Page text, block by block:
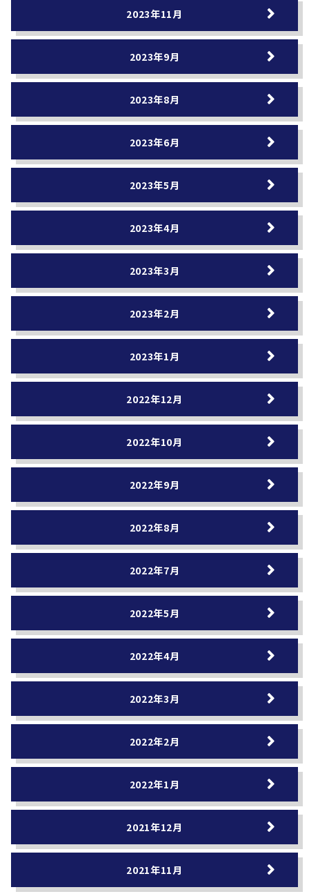
2023年11月
2023年9月
2023年8月
2023年6月
2023年5月
2023年4月
2023年3月
2023年2月
2023年1月
2022年12月
2022年10月
2022年9月
2022年8月
2022年7月
2022年5月
2022年4月
2022年3月
2022年2月
2022年1月
2021年12月
2021年11月